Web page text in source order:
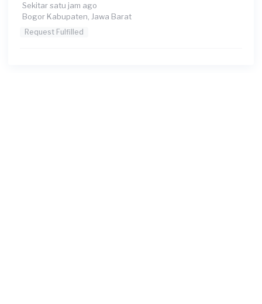
Intan requested Service AC
Depok, Jawa Barat
Sekitar satu jam ago
Bogor Kabupaten, Jawa Barat
Request Fulfilled